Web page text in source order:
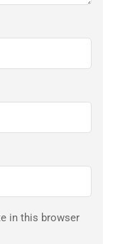
in this browser